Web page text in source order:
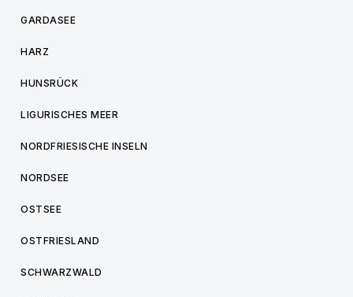
GARDASEE
HARZ
HUNSRÜCK
LIGURISCHES MEER
NORDFRIESISCHE INSELN
NORDSEE
OSTSEE
OSTFRIESLAND
SCHWARZWALD